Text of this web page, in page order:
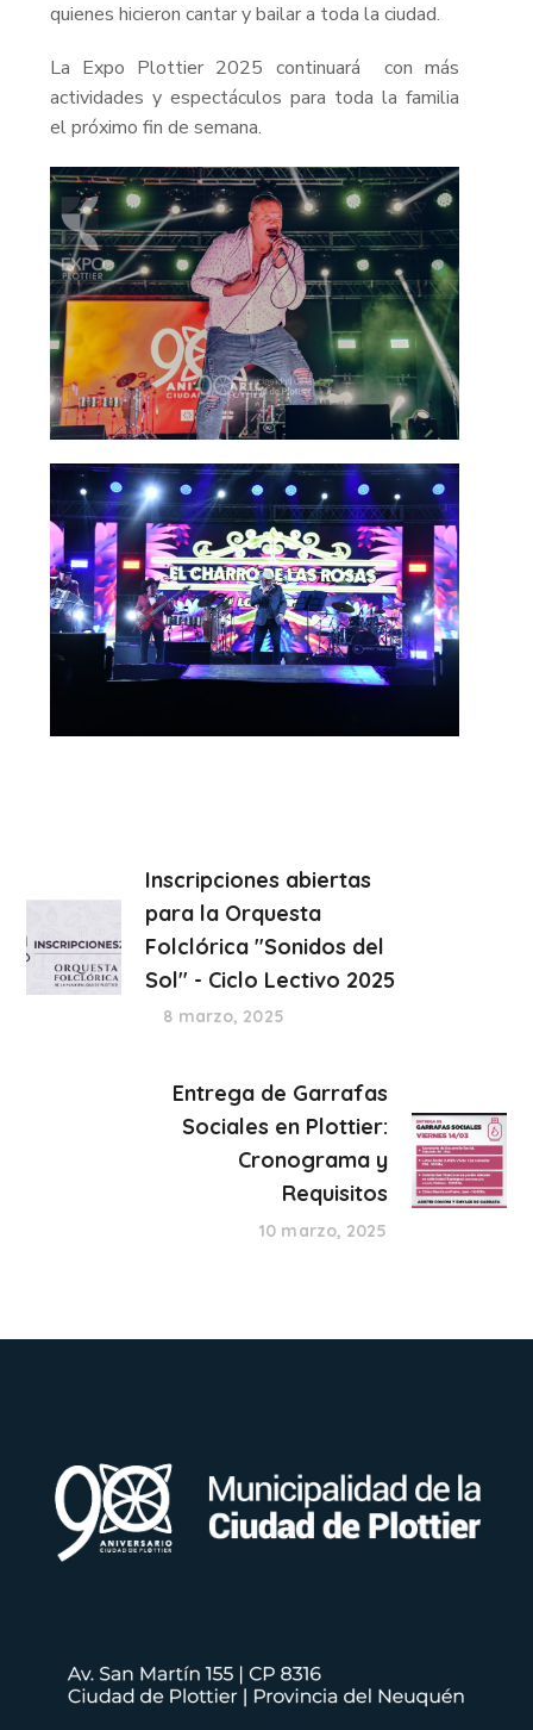
quienes hicieron cantar y bailar a toda la ciudad.
La Expo Plottier 2025 continuará con más
actividades y espectáculos para toda la familia
el próximo fin de semana.
Inscripciones abiertas
para la Orquesta
Folclórica "Sonidos del
Sol" - Ciclo Lectivo 2025
8 marzo, 2025
Entrega de Garrafas
Sociales en Plottier:
Cronograma y
Requisitos
10 marzo, 2025